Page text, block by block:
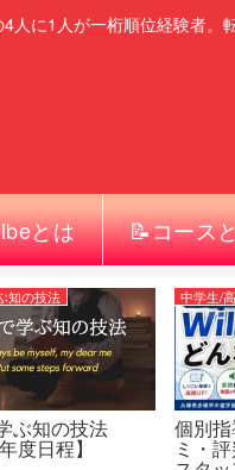
人に1人が一桁順位経験者。
とは 📝コース
知の技法
ぶ知の技法
度日程】
中学生/
個別
ミ・